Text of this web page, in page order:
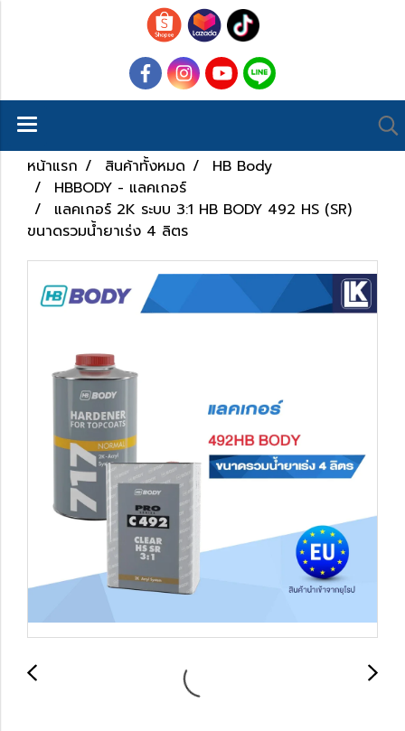
หน้าแรก สินค้าทั้งหมด
HB Body
HBBODY - แลคเกอร์
แลคเกอร์ 2K ระบบ 3:1 HB BODY 492 HS (SR)
ขนาดรวมน้ำยาเร่ง 4 ลิตร